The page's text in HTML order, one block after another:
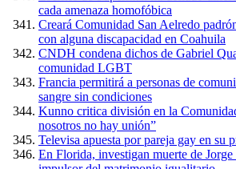
cada amenaza homofóbica
Creará Comunidad San Aelredo
con alguna discapacidad en Coahuila
CNDH condena dichos de Gabriel
comunidad LGBT
Francia permitirá a personas de
sangre sin condiciones
Kunno critica división en la
nosotros no hay unión”
Televisa apuesta por pareja gay en su
En Florida, investigan muerte de